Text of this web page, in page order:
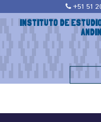
+51 51
INSTITUTO DE